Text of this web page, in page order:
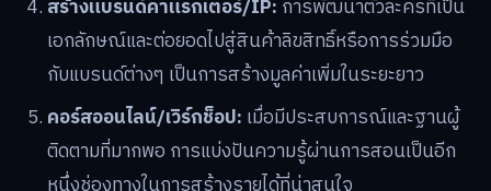
ขายไฟล์สำเร็จรูป (Digital Downloads):สร้างรายได้
แบบ Passive Income จากการวาดครั้งเดียวแต่ขายได้
หลายครั้ง เหมาะสำหรับสินค้าประเภทแอสเซท เทมเพลต
หรือภาพประกอบ
Print-on-Demand (POD):ช่วยให้ศิลปินสามารถขาย